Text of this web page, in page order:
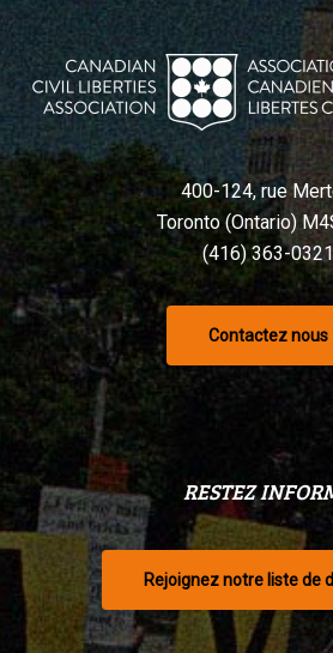
400-124, rue
Toronto (Ontario)
(416) 363-0321
Contactez nous
RESTEZ
Rejoignez notre liste de